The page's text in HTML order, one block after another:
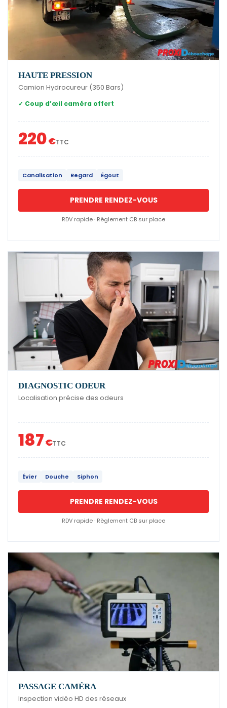
HAUTE PRESSION
Camion Hydrocureur (350 Bars)
✓ Coup d’œil caméra offert
220€TTC
Canalisation Regard Égout
PRENDRE RENDEZ-VOUS
RDV rapide · Règlement CB sur place
DIAGNOSTIC ODEUR
Localisation précise des odeurs
187€TTC
Évier Douche Siphon
PRENDRE RENDEZ-VOUS
RDV rapide · Règlement CB sur place
PASSAGE CAMÉRA
Inspection vidéo HD des réseaux